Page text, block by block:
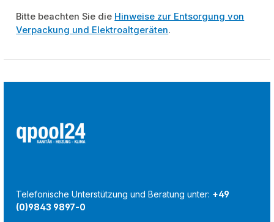
Bitte beachten Sie die Hinweise zur Entsorgung von
Verpackung und Elektroaltgeräten.
Telefonische Unterstützung und Beratung unter: +49
(0)9843 9897-0